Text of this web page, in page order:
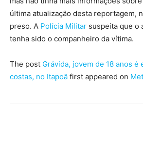
última atualização desta reportagem,
preso. A Polícia Militar suspeita que o
tenha sido o companheiro da vítima.
The post Grávida, jovem de 18 anos é
costas, no Itapoã first appeared on